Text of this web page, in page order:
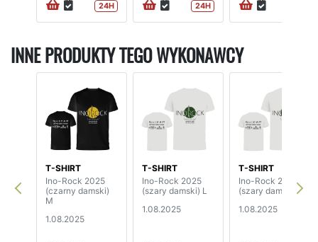
24H 24H
INNE PRODUKTY TEGO WYKONAWCY
T-SHIRT
Ino-Rock 2025
(czarny damski)
M
1.08.2025
T-SHIRT
Ino-Rock 2025
(szary damski) L
1.08.2025
T-SHIRT
Ino-Rock 2025
(szary damski) M
1.08.2025